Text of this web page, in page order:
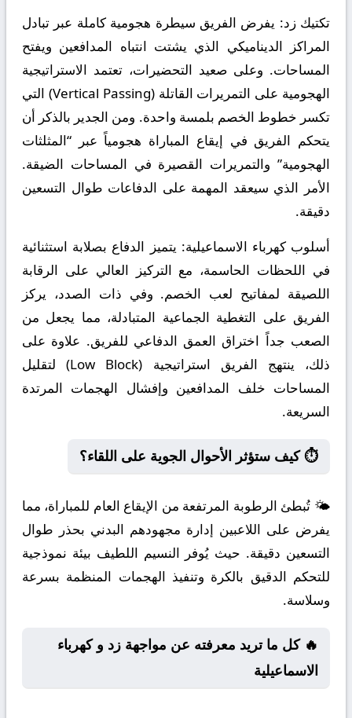
تكتيك زد: يفرض الفريق سيطرة هجومية كاملة عبر تبادل
المراكز الديناميكي الذي يشتت انتباه المدافعين ويفتح
المساحات. وعلى صعيد التحضيرات، تعتمد الاستراتيجية
الهجومية على التمريرات القاتلة (Vertical Passing) التي
تكسر خطوط الخصم بلمسة واحدة. ومن الجدير بالذكر أن
يتحكم الفريق في إيقاع المباراة هجومياً عبر “المثلثات
الهجومية” والتمريرات القصيرة في المساحات الضيقة.
الأمر الذي سيعقد المهمة على الدفاعات طوال التسعين
دقيقة.
أسلوب كهرباء الاسماعيلية: يتميز الدفاع بصلابة استثنائية
في اللحظات الحاسمة، مع التركيز العالي على الرقابة
اللصيقة لمفاتيح لعب الخصم. وفي ذات الصدد، يركز
الفريق على التغطية الجماعية المتبادلة، مما يجعل من
الصعب جداً اختراق العمق الدفاعي للفريق. علاوة على
ذلك، ينتهج الفريق استراتيجية (Low Block) لتقليل
المساحات خلف المدافعين وإفشال الهجمات المرتدة
السريعة.
⏱️ كيف ستؤثر الأحوال الجوية على اللقاء؟
🌤️ تُبطئ الرطوبة المرتفعة من الإيقاع العام للمباراة، مما
يفرض على اللاعبين إدارة مجهودهم البدني بحذر طوال
التسعين دقيقة. حيث يُوفر النسيم اللطيف بيئة نموذجية
للتحكم الدقيق بالكرة وتنفيذ الهجمات المنظمة بسرعة
وسلاسة.
🔥 كل ما تريد معرفته عن مواجهة زد و كهرباء
الاسماعيلية